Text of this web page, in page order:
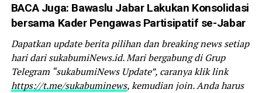
BACA Juga: Bawaslu Jabar Lakukan Konsolidasi
bersama Kader Pengawas Partisipatif se-Jabar
Dapatkan update berita pilihan dan breaking news setiap
hari dari sukabumiNews.id. Mari bergabung di Grup
Telegram “sukabumiNews Update”, caranya klik link
https://t.me/sukabuminews, kemudian join. Anda harus